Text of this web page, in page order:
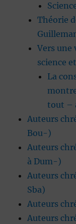
Théorie
Vers
science
La
tout –
Auteurs
Bou-)
Auteurs
à Dum-)
Auteurs
Sba)
Auteurs
Auteurs